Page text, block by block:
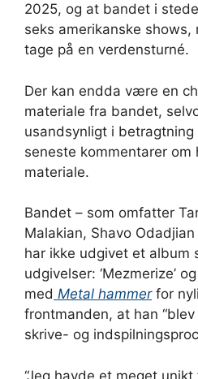
2025, og at bandet i
seks amerikanske
tage på en verdensturné.
Der kan endda være en
materiale fra bandet,
usandsynligt i
seneste kommentarer om
materiale.
Bandet – som omfatter
Malakian, Shavo
har ikke udgivet et album
udgivelser: ‘Mezmerize’
med Metal hammerfor
frontmanden, at han
skrive- og
“Jeg havde et meget